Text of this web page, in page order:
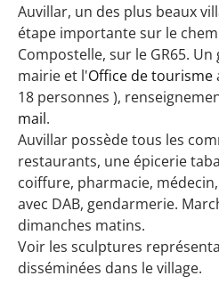
Auvillar, un des plus beaux
étape importante sur le
Compostelle, sur le GR65.
mairie et l'Office de tourisme
18 personnes ),
mail.
Auvillar possède tous les
restaurants, une épicerie
coiffure, pharmacie,
avec DAB, gendarmerie.
dimanches matins.
Voir les sculptures
disséminées dans le village.